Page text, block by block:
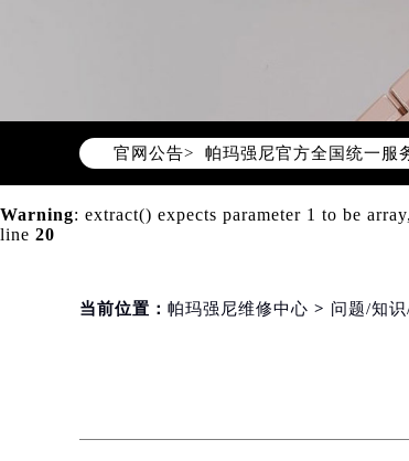
官网公告>
2026年8月帕玛强尼中国
2026年8月帕玛强尼全国
帕玛强尼官方全国统一服
2026年8月帕玛强尼售后
北京市朝阳区建国门外大
北京市东城区东长安街1
上海市黄浦区南京东路
常州市新北区龙锦路
Warning: extract() expects parameter 1 to be
line 20
当前位置： 帕玛强尼维修中心 > 问题/知